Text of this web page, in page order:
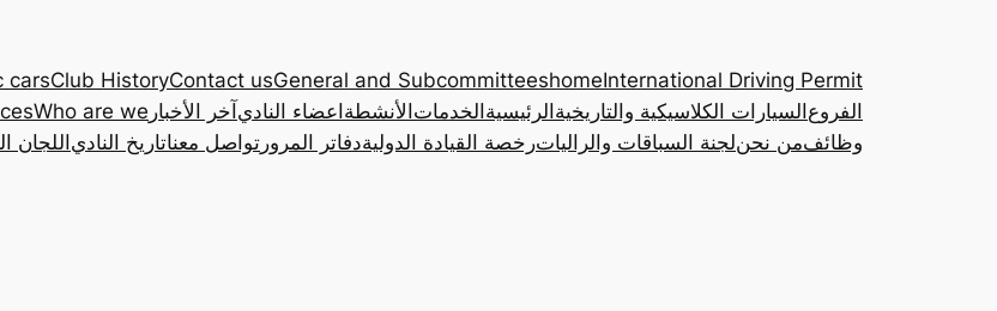
carsClub HistoryContact usGeneral and SubcommitteeshomeInternational Driving Permit
Who are we آخر الأخبار اعضاء النادي الأنشطة الخدمات الرئيسية السيارات الكلاسيكية والتاريخية الفروع
اللجان تاريخ الناديتواصل معنا دفاتر المروررخصة القيادة الدوليةلجنة السباقات والرالياتمن نحنوظائف